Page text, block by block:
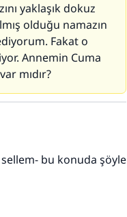
yaklaşık dokuz
olduğu namazın
Fakat o
Annemin Cuma
mıdır?
bu konuda şöyle